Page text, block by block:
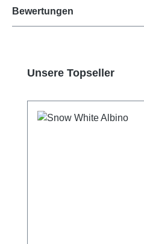
Bewertungen
Produktgalerie überspringen
Unsere Topseller